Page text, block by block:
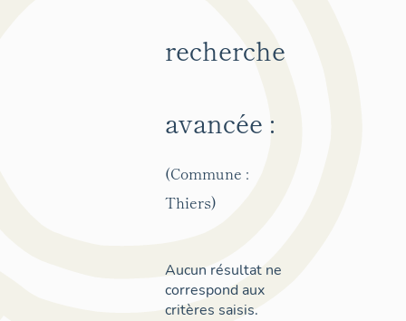
recherche
avancée :
(Commune :
Thiers)
Aucun résultat ne
correspond aux
critères saisis.